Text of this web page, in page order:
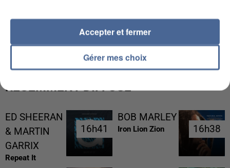
L’UN DES FONDATEURS SUPPOSÉS DE LA DZ
MAFIA INTERPELLÉ EN ALGÉRIE
RÉCEMMENT DIFFUSÉ
ED SHEERAN
& MARTIN
GARRIX
Repeat It
16h41
16h41
BOB MARLEY
Iron Lion Zion 16h38
16h38
Gérer mes choix
Accepter et fermer